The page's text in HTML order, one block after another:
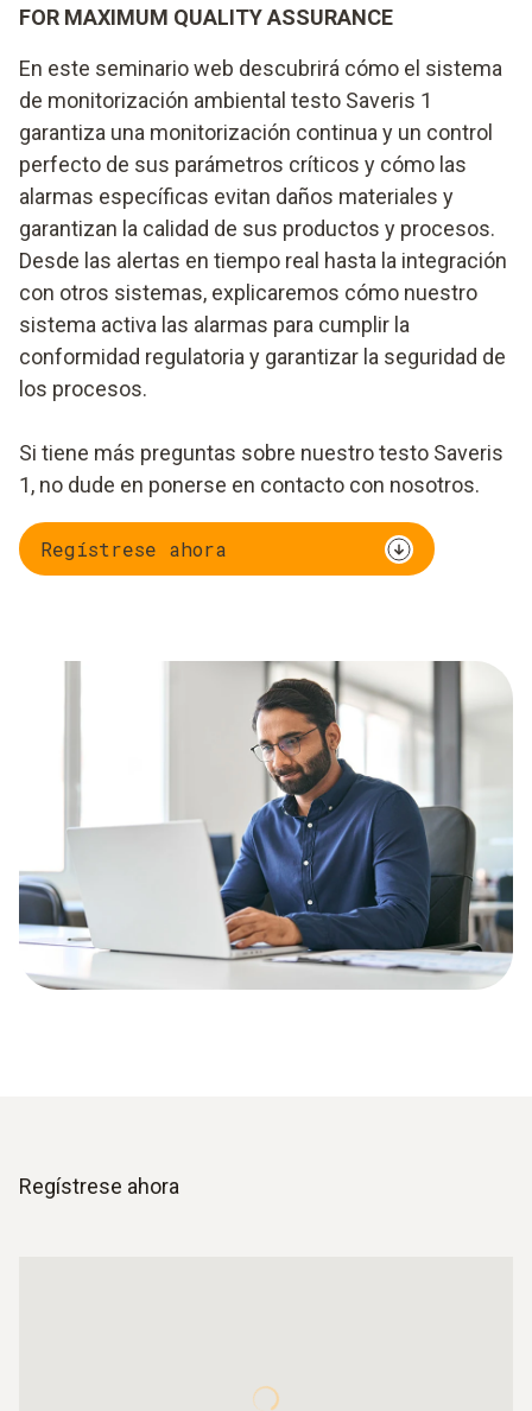
FOR MAXIMUM QUALITY ASSURANCE
En este seminario web descubrirá cómo el sistema
de monitorización ambiental testo Saveris 1
garantiza una monitorización continua y un control
perfecto de sus parámetros críticos y cómo las
alarmas específicas evitan daños materiales y
garantizan la calidad de sus productos y procesos.
Desde las alertas en tiempo real hasta la integración
con otros sistemas, explicaremos cómo nuestro
sistema activa las alarmas para cumplir la
conformidad regulatoria y garantizar la seguridad de
los procesos.
Si tiene más preguntas sobre nuestro testo Saveris
1, no dude en ponerse en contacto con nosotros.
Regístrese ahora
Regístrese ahora